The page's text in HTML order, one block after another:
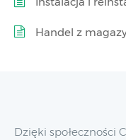
Handel z
Dzięki społeczności